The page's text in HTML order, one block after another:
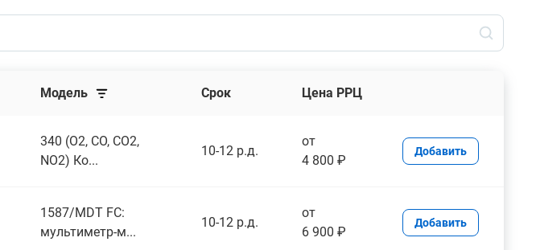
Модель Срок Цена РРЦ
340 (O2, CO, CO2,
NO2) Ко...
10-12 р.д.
от
4 800 ₽
Добавить
1587/MDT FC:
мультиметр-м...
10-12 р.д.
от
6 900 ₽
Добавить